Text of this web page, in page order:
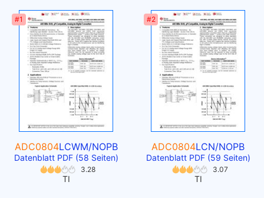
#1
ADC0804LCWM/NOPB
Datenblatt PDF (58 Seiten)
3.28
TI
#2
ADC0804LCN/NOPB
Datenblatt PDF (59 Seiten)
3.07
TI